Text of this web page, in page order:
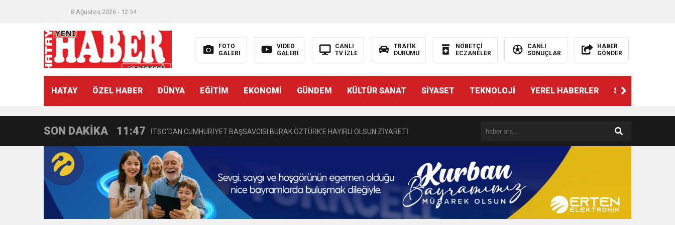
8 Ağustos 2026 - 12:54
FOTO
GALERI
VIDEO
GALERI
CANLI
TV İZLE
TRAFİK
DURUMU
NÖBETÇİ
ECZANELER
CANLI
SONUÇLAR
HABER
GÖNDER
HATAY ÖZEL HABER DÜNYA EĞİTİM EKONOMİ GÜNDEM KÜLTÜR SANAT SİYASET TEKNOLOJİ YEREL HABERLER SPOR
SON DAKİKA
21:40
11:47 İTSO’DAN CUMHURİYET BAŞSAVCISI BURAK ÖZTÜRK’E HAYIRLI OLSUN ZİYARETİ
18:55 İNCE’NİN CHP’DE KALMASININ PERDE ARKASI: GÖRÜNENDEN DAHA FAZLASI MI VAR?
11:57 IŞIL Eczanesi Görkemli Bir Törenle Hizmete Açıldı
21:40